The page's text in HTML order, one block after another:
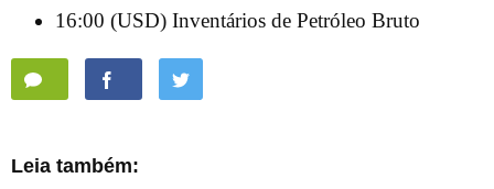
16:00 (USD) Inventários de Petróleo Bruto
Leia também: